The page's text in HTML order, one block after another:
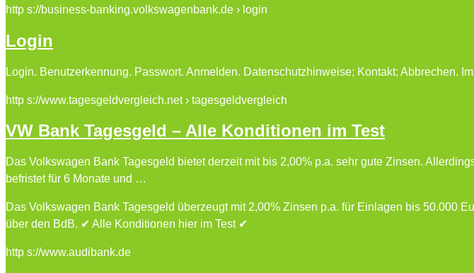
http s://business-banking.volkswagenbank.de › login
Login
Login. Benutzerkennung. Passwort. Anmelden. Datenschutzhinweise; Kontakt; Abbrechen.
http s://www.tagesgeldvergleich.net › tagesgeldvergleich
VW Bank Tagesgeld – Alle Konditionen im Test
Das Volkswagen Bank Tagesgeld bietet derzeit mit bis 2,00% p.a. sehr gute Zinsen.
befristet für 6 Monate und …
Das Volkswagen Bank Tagesgeld überzeugt mit 2,00% Zinsen p.a. für Einlagen bis 50.000
über den BdB. ✔ Alle Konditionen hier im Test ✔
http s://www.audibank.de